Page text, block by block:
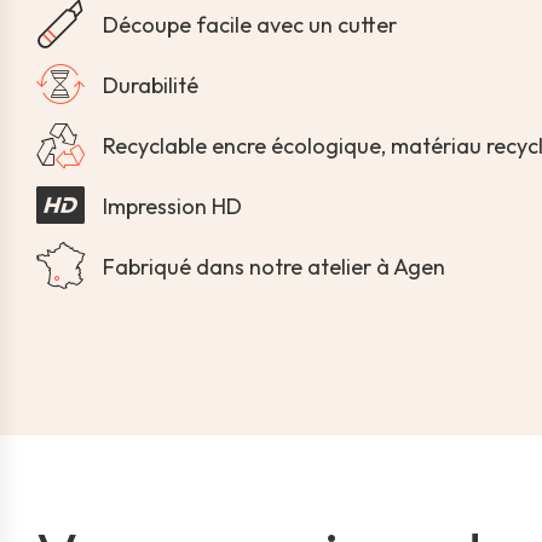
Découpe facile avec un cutter
Durabilité
Recyclable encre écologique, matériau
Impression HD
Fabriqué dans notre atelier à Agen